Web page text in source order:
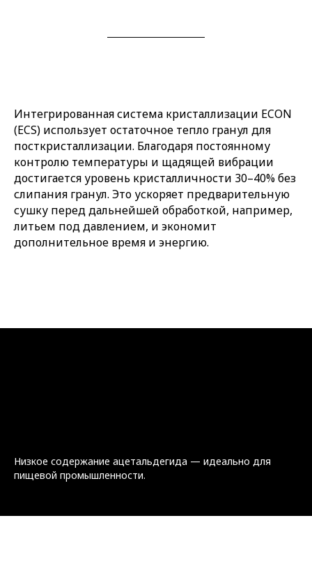
Интегрированная система кристаллизации ECON
(ECS) использует остаточное тепло гранул для
посткристаллизации. Благодаря постоянному
контролю температуры и щадящей вибрации
достигается уровень кристалличности 30–40% без
слипания гранул. Это ускоряет предварительную
сушку перед дальнейшей обработкой, например,
литьем под давлением, и экономит
дополнительное время и энергию.
Низкое содержание ацетальдегида — идеально для
пищевой промышленности.